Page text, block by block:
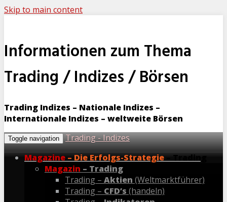
Skip to main content
Informationen zum Thema
Trading / Indizes / Börsen
Trading Indizes – Nationale Indizes –
Internationale Indizes – weltweite Börsen
Toggle navigation
Trading - Indizes
Magazine – Die Erfolgs-Strategie – Trading
Magazin – Trading
Trading – Aktien (Weltmarktführer)
Trading – CFD’s (handeln)